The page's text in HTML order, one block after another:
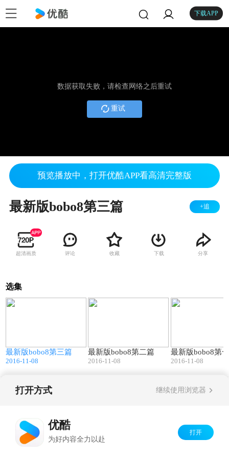
下载APP
数据获取失败，请检查网络之后重试
重试
预览播放中，打开优酷APP看高清完整版
最新版bobo8第三篇 +追
超清画质 评论 收藏 下载 分享
选集
最新版bobo8第三篇
2016-11-08
最新版bobo8第二篇
2016-11-08
最新版bobo8第
2016-11-08
版权所有
打开方式 继续使用浏览器
优酷
为好内容全力以赴
打开